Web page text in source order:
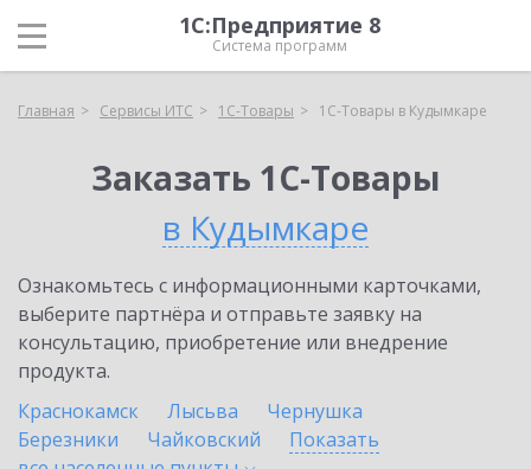
1С:Предприятие 8
Система программ
Главная Сервисы ИТС 1С-Товары 1С-Товары в Кудымкаре
Заказать 1С-Товары
в Кудымкаре
Ознакомьтесь с информационными карточками,
выберите партнёра и отправьте заявку на
консультацию, приобретение или внедрение
продукта.
Краснокамск
Лысьва
Чернушка
Березники
Чайковский
Показать